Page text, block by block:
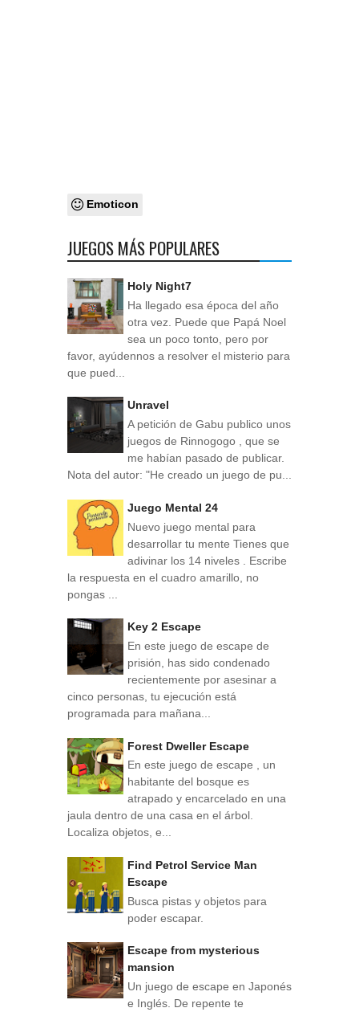
Emoticon
JUEGOS MÁS POPULARES
Holy Night7
Ha llegado esa época del año
otra vez. Puede que Papá Noel
sea un poco tonto, pero por
favor, ayúdennos a resolver el misterio para
que pued...
Unravel
A petición de Gabu publico unos
juegos de Rinnogogo , que se
me habían pasado de publicar.
Nota del autor: "He creado un juego de pu...
Juego Mental 24
Nuevo juego mental para
desarrollar tu mente Tienes que
adivinar los 14 niveles . Escribe
la respuesta en el cuadro amarillo, no
pongas ...
Key 2 Escape
En este juego de escape de
prisión, has sido condenado
recientemente por asesinar a
cinco personas, tu ejecución está
programada para mañana...
Forest Dweller Escape
En este juego de escape , un
habitante del bosque es
atrapado y encarcelado en una
jaula dentro de una casa en el árbol.
Localiza objetos, e...
Find Petrol Service Man
Escape
Busca pistas y objetos para
poder escapar.
Escape from mysterious
mansion
Un juego de escape en Japonés
e Inglés. De repente te